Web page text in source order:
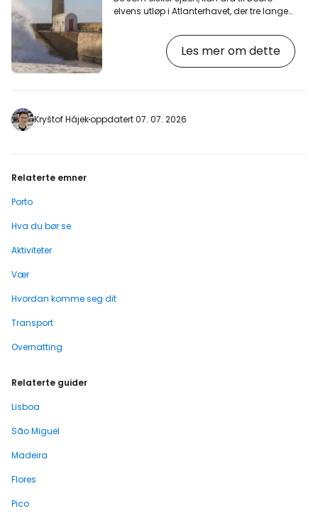
elvens utløp i Atlanterhavet, der tre lange
elven mot de store bølgene. [btn "De beste
hotellene ved sjøen"
https://www.booking.com/city/pt/porto.en-
fra 1800-tallet, som bare bidrar til den
nautiske atmosfæren og lukten av det
Les mer om dette
Kryštof Hájekoppdatert 07. 07. 2026
Relaterte emner
Porto
Hva du bør se
Aktiviteter
Vær
Hvordan komme seg dit
Transport
Overnatting
Relaterte guider
Lisboa
São Miguel
Madeira
Flores
Pico